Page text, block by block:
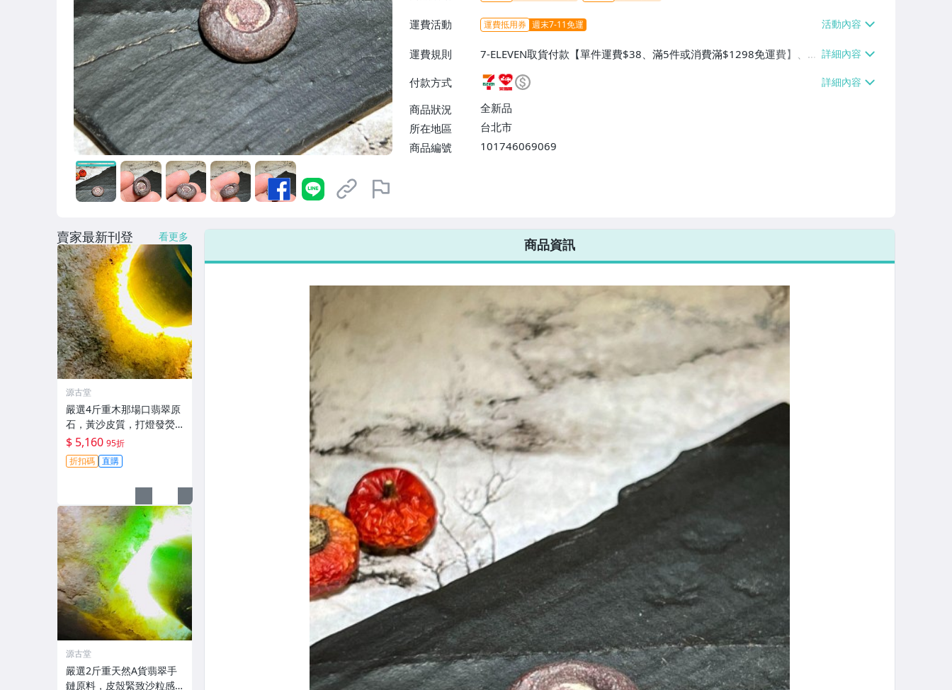
運費活動 運費抵用券 週末7-11免運
運費規則
7-ELEVEN取貨付款【單件運費$38、滿5件或消費滿$1298免運費】、7-
ELEVEN取貨不付款【免運費】、萊爾富取貨付款【單件運費$60、滿5件
或消費滿$1298免運費】、宅配/貨運【單件運費$120、滿5件或消費滿
$1598免運費】
付款方式
商品狀況
全新品
所在地區
台北市
商品編號
101746069069
商品資訊
賣家最新刊登 看更多
源古堂
嚴選4斤重木那場口翡翠原
石，黃沙皮質，打燈發熒
光，水頭優異種水足，料
子厚重，形體端正，適合
製作手鐲，天然A貨未加
$ 5,160 95折
折扣碼 直購
源古堂
嚴選2斤重天然A貨翡翠手
鏈原料，皮殼緊致沙粒感